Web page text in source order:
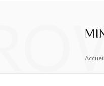
Accueil